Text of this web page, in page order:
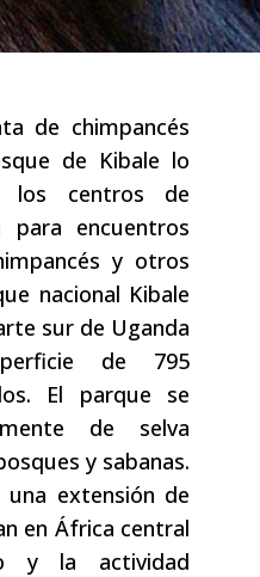
de chimpancés
de Kibale lo
los centros de
encuentros
y otros
nacional Kibale
sur de Uganda
de 795
El parque se
de selva
y sabanas.
extensión de
en África central
y la actividad